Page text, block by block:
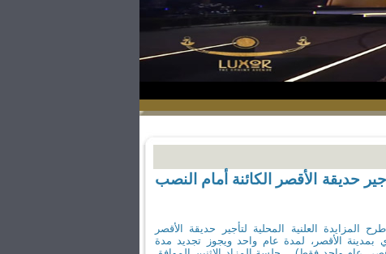
حديقة الأقصر الكائنة أمام النصب
العلنية المحلية لتأجير حديقة الأقصر
بمدينة الأقصر، لمدة عام واحد ويجوز تجديد مدة